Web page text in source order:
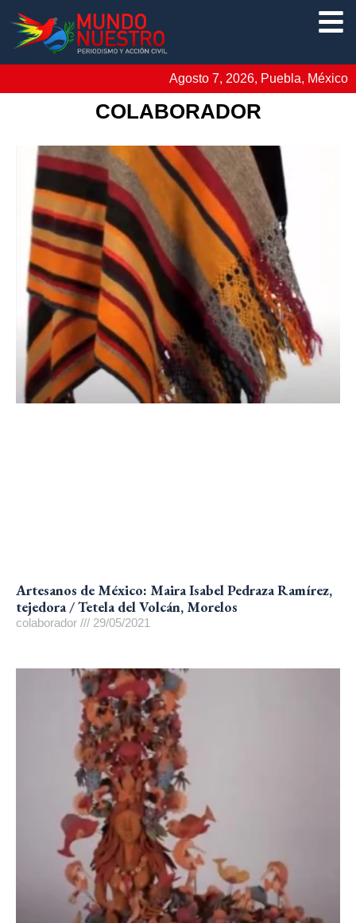
Agosto 7, 2026, Puebla, México
COLABORADOR
Artesanos de México: Maira Isabel Pedraza Ramírez,
tejedora / Tetela del Volcán, Morelos
colaborador 29/05/2021